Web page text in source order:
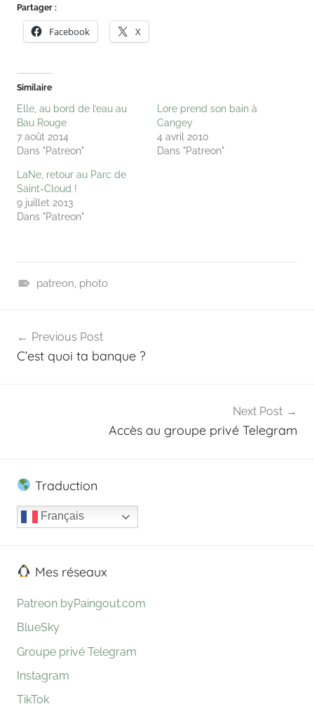
Partager :
Facebook X
Similaire
Elle, au bord de l’eau au
Bau Rouge
7 août 2014
Dans "Patreon"
Lore prend son bain à
Cangey
4 avril 2010
Dans "Patreon"
LaNe, retour au Parc de
Saint-Cloud !
9 juillet 2013
Dans "Patreon"
o
g
patreon photo
de
Previous Post
C’est quoi ta banque ?
Next Post
Accès au groupe privé Telegram
Traduction
Français
Mes réseaux
Patreon byPaingout.com
BlueSky
Groupe privé Telegram
Instagram
TikTok